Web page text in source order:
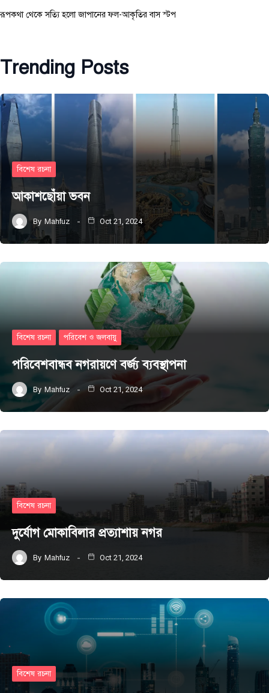
রূপকথা থেকে সত্যি হলো জাপানের ফল-আকৃতির বাস স্টপ
Trending Posts
বিশেষ রচনা
আকাশছোঁয়া ভবন
By Mahfuz Oct 21, 2024
বিশেষ রচনা পরিবেশ ও জলবায়ু
পরিবেশবান্ধব নগরায়ণে বর্জ্য ব্যবস্থাপনা
By Mahfuz Oct 21, 2024
বিশেষ রচনা
দুর্যোগ মোকাবিলার প্রত্যাশায় নগর
By Mahfuz Oct 21, 2024
বিশেষ রচনা